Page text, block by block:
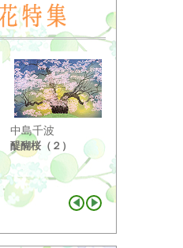
中島千波
醍醐桜（２）
り ...